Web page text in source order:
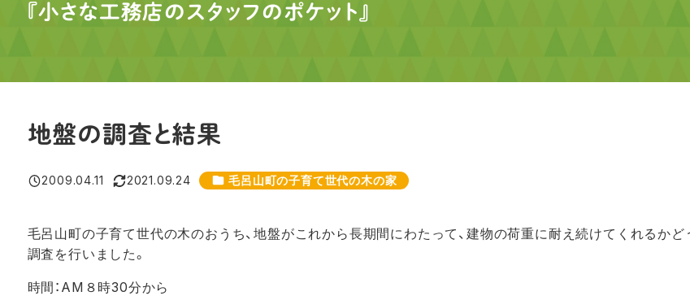
『小さな工務店のスタッフのポケット』
地盤の調査と結果
投稿日
2009.04.11
更新日
2021.09.24 カテゴリー
毛呂山町の子育て世代の木の家
毛呂山町の子育て世代の木のおうち、地盤がこれから長期間にわたって、建物の荷重に耐え続けてくれるか
調査を行いました。
時間：AM８時30分から